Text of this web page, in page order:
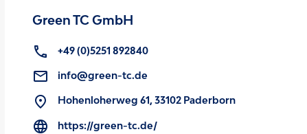
Green TC GmbH
+49 (0)5251 892840
info@green-tc.de
Hohenloherweg 61, 33102 Paderborn
https://green-tc.de/